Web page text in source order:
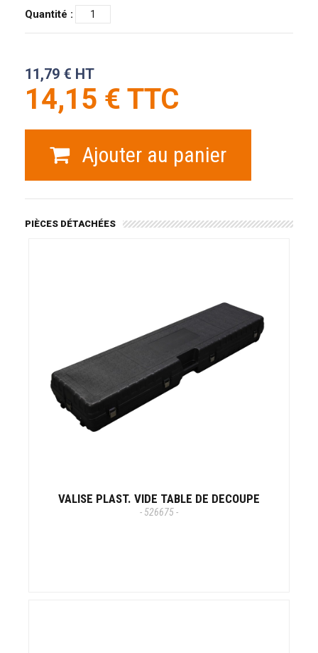
Quantité :
11,79 € HT
14,15 € TTC
Ajouter au panier
PIÈCES DÉTACHÉES
VALISE PLAST. VIDE TABLE DE DECOUPE
- 526675 -